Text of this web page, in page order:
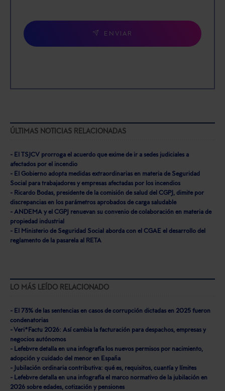
ENVIAR
ÚLTIMAS NOTICIAS RELACIONADAS
- El TSJCV prorroga el acuerdo que exime de ir a sedes judiciales a
afectados por el incendio
- El Gobierno adopta medidas extraordinarias en materia de Seguridad
Social para trabajadores y empresas afectadas por los incendios
- Ricardo Bodas, presidente de la comisión de salud del CGPJ, dimite por
discrepancias en los parámetros aprobados de carga saludable
- ANDEMA y el CGPJ renuevan su convenio de colaboración en materia de
propiedad industrial
- El Ministerio de Seguridad Social aborda con el CGAE el desarrollo del
reglamento de la pasarela al RETA
LO MÁS LEÍDO RELACIONADO
- El 73% de las sentencias en casos de corrupción dictadas en 2025 fueron
condenatorias
- Veri*Factu 2026: Así cambia la facturación para despachos, empresas y
negocios autónomos
- Lefebvre detalla en una infografía los nuevos permisos por nacimiento,
adopción y cuidado del menor en España
- Jubilación ordinaria contributiva: qué es, requisitos, cuantía y límites
- Lefebvre detalla en una infografía el marco normativo de la jubilación en
2026 sobre edades, cotización y pensiones